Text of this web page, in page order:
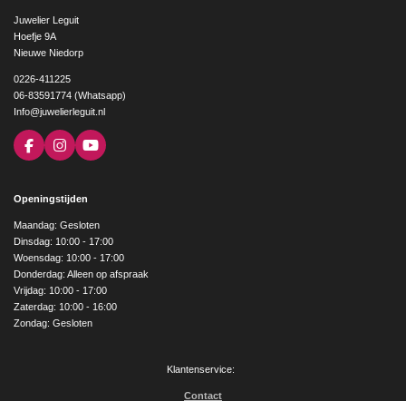
Juwelier Leguit
Hoefje 9A
Nieuwe Niedorp
0226-411225
06-83591774 (Whatsapp)
Info@juwelierleguit.nl
F
a
b
o
k
I
n
a
g
r
a
m
Y
o
e
Openingstijden
Maandag: Gesloten
Dinsdag: 10:00 - 17:00
Woensdag: 10:00 - 17:00
Donderdag: Alleen op afspraak
Vrijdag: 10:00 - 17:00
Zaterdag: 10:00 - 16:00
Zondag: Gesloten
Klantenservice:
Contact